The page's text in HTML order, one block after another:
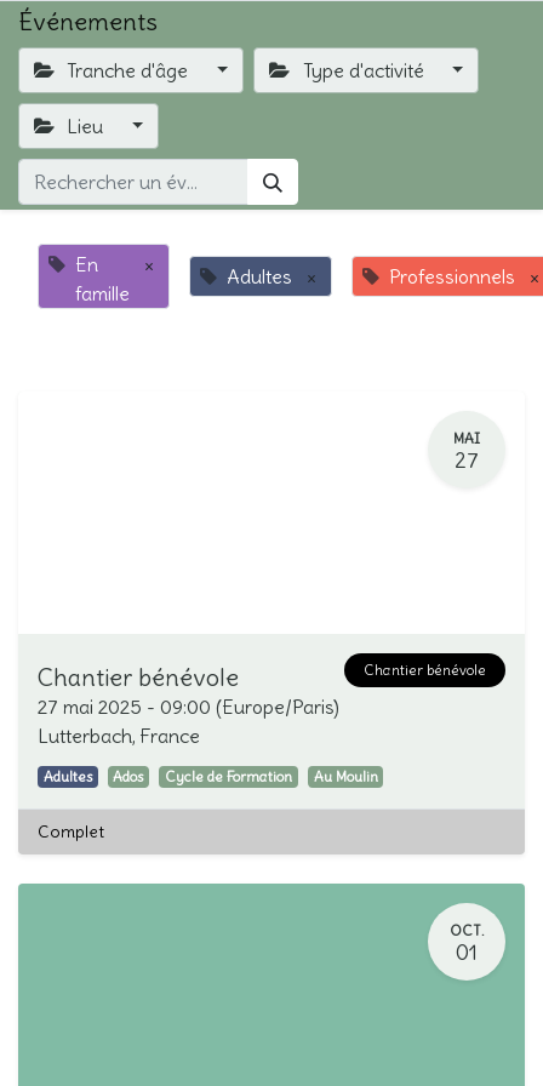
Événements
Tranche d'âge Type d'activité
Lieu
En
famille
× Adultes × Professionnels ×
MAI
27
Chantier bénévole
Chantier bénévole
27 mai 2025 - 09:00 (Europe/Paris)
Lutterbach, France
Adultes Ados Cycle de Formation Au Moulin
Complet
OCT.
01